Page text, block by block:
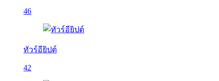
46
ทัวร์อียิปต์
42